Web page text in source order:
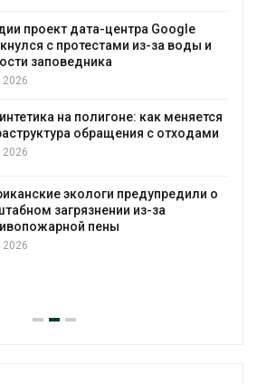
проект дата-центра Google
с протестами из-за воды и
заповедника
2026
на полигоне: как меняется
обращения с отходами
2026
экологи предупредили о
загрязнении из-за
пены
2026